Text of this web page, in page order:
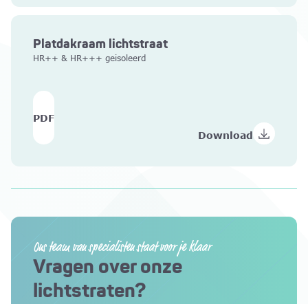
Platdakraam lichtstraat
HR++ & HR+++ geisoleerd
PDF
Download
Ons team van specialisten staat voor je klaar
Vragen over onze
lichtstraten?